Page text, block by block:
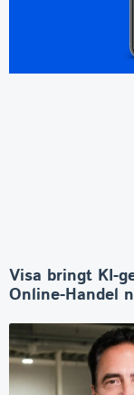
Visa bringt KI-
Online-Handel